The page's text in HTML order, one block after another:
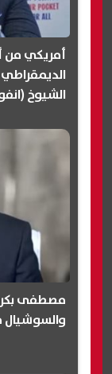
أمريكي من
الشيوخ
مصطفى
والسوشيال